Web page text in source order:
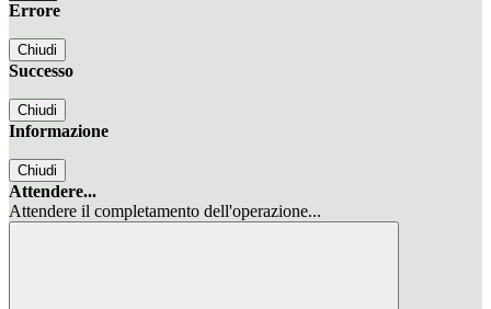
Errore
Chiudi
Successo
Chiudi
Informazione
Chiudi
Attendere...
Attendere il completamento dell'operazione...